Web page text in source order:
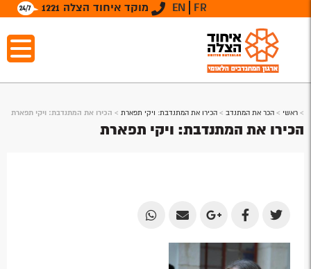
מוקד איחוד הצלה 1221 EN FR
> ראשי > הכר את המתנדב > הכירו את המתנדבת: ויקי תפארת > הכירו את המתנדבת: ויקי תפארת
הכירו את המתנדבת: ויקי תפארת
Share
on
Twitter
Share
on
Facebook
Share
on
Google
Share
by
Share